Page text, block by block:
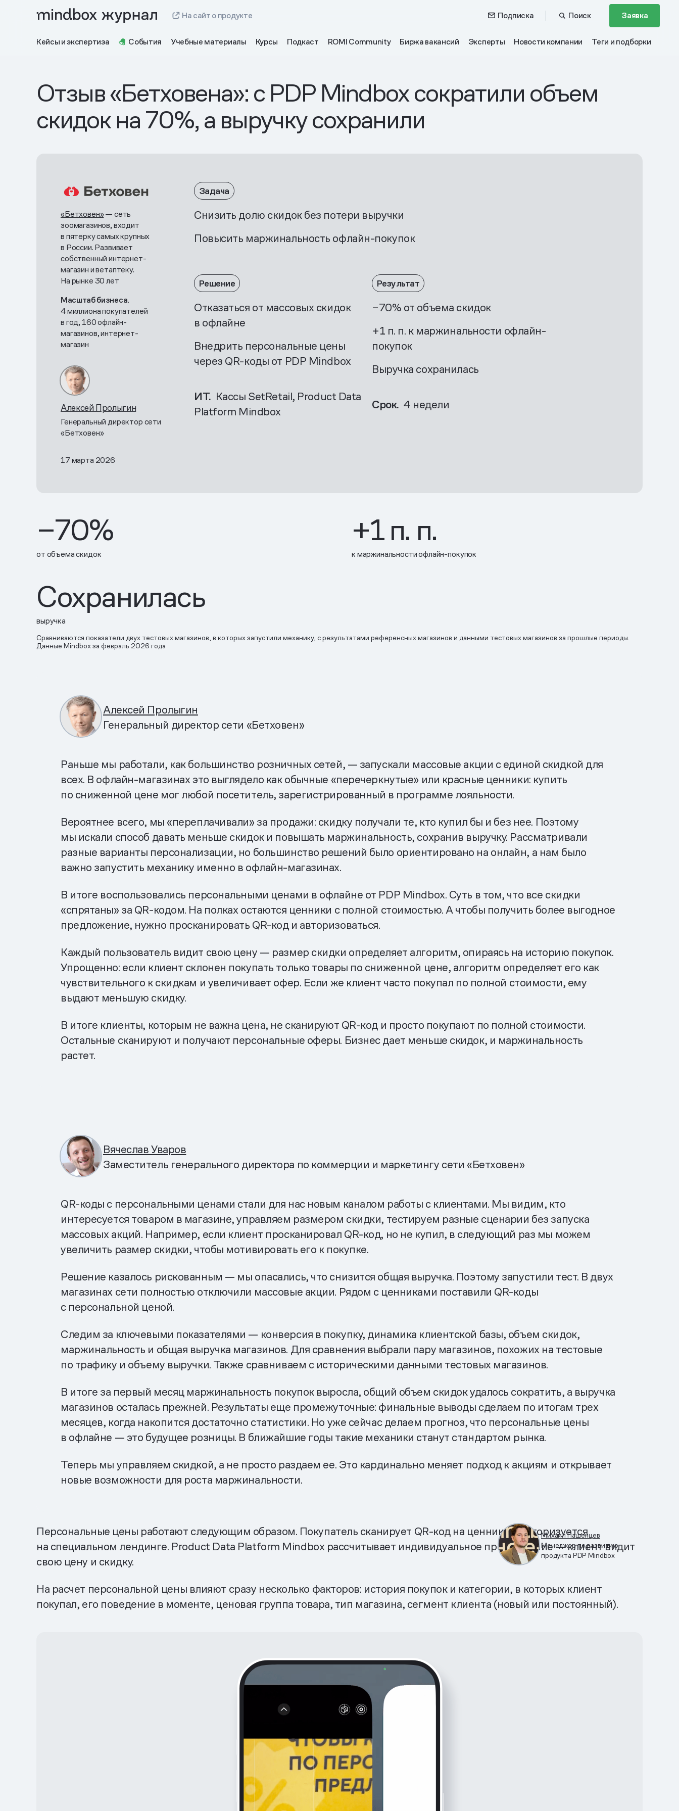
На сайт о продукте Подписка Поиск Заявка
Кейсы и экспертиза События Учебные материалы Курсы Подкаст ROMI Community Биржа вакансий Эксперты Новости компании Теги и подборки
Отзыв «Бетховена»: с PDP Mindbox сократили объем
скидок на 70%, а выручку сохранили
«Бетховен»— сеть
зоомагазинов, входит
в пятерку самых крупных
в России. Развивает
собственный интернет-
магазин и ветаптеку.
На рынке 30 лет
Масштаб бизнеса.
4 миллиона покупателей
в год, 160 офлайн-
магазинов, интернет-
магазин
Алексей Пролыгин
Генеральный директор сети
«Бетховен»
Задача
Снизить долю скидок без потери выручки
Повысить маржинальность офлайн-покупок
Решение
Отказаться от массовых скидок
в офлайне
Внедрить персональные цены
через QR-коды от PDP Mindbox
ИТ. Кассы SetRetail, Product Data
Platform Mindbox
Результат
−70% от объема скидок
+1 п. п. к маржинальности офлайн-
покупок
Выручка сохранилась
Срок. 4 недели
17 марта 2026
−70%
от объема скидок
+1 п. п.
к маржинальности офлайн-покупок
Сохранилась
выручка
Сравниваются показатели двух тестовых магазинов, в которых запустили механику, с результатами референсных магазинов и данными тестовых магазинов за прошлые периоды.
Данные Mindbox за февраль 2026 года
Алексей Пролыгин
Генеральный директор сети «Бетховен»
Раньше мы работали, как большинство розничных сетей, — запускали массовые акции с единой скидкой для
всех. В офлайн-магазинах это выглядело как обычные «перечеркнутые» или красные ценники: купить
по сниженной цене мог любой посетитель, зарегистрированный в программе лояльности.
Вероятнее всего, мы «переплачивали» за продажи: скидку получали те, кто купил бы и без нее. Поэтому
мы искали способ давать меньше скидок и повышать маржинальность, сохранив выручку. Рассматривали
разные варианты персонализации, но большинство решений было ориентировано на онлайн, а нам было
важно запустить механику именно в офлайн-магазинах.
В итоге воспользовались персональными ценами в офлайне от PDP Mindbox. Суть в том, что все скидки
«спрятаны» за QR-кодом. На полках остаются ценники с полной стоимостью. А чтобы получить более выгодное
предложение, нужно просканировать QR-код и авторизоваться.
Каждый пользователь видит свою цену — размер скидки определяет алгоритм, опираясь на историю покупок.
Упрощенно: если клиент склонен покупать только товары по сниженной цене, алгоритм определяет его как
чувствительного к скидкам и увеличивает офер. Если же клиент часто покупал по полной стоимости, ему
выдают меньшую скидку.
В итоге клиенты, которым не важна цена, не сканируют QR-код и просто покупают по полной стоимости.
Остальные сканируют и получают персональные оферы. Бизнес дает меньше скидок, и маржинальность
растет.
Вячеслав Уваров
Заместитель генерального директора по коммерции и маркетингу сети «Бетховен»
QR-коды с персональными ценами стали для нас новым каналом работы с клиентами. Мы видим, кто
интересуется товаром в магазине, управляем размером скидки, тестируем разные сценарии без запуска
массовых акций. Например, если клиент просканировал QR-код, но не купил, в следующий раз мы можем
увеличить размер скидки, чтобы мотивировать его к покупке.
Решение казалось рискованным — мы опасались, что снизится общая выручка. Поэтому запустили тест. В двух
магазинах сети полностью отключили массовые акции. Рядом с ценниками поставили QR-коды
с персональной ценой.
Следим за ключевыми показателями — конверсия в покупку, динамика клиентской базы, объем скидок,
маржинальность и общая выручка магазинов. Для сравнения выбрали пару магазинов, похожих на тестовые
по трафику и объему выручки. Также сравниваем с историческими данными тестовых магазинов.
В итоге за первый месяц маржинальность покупок выросла, общий объем скидок удалось сократить, а выручка
магазинов осталась прежней. Результаты еще промежуточные: финальные выводы сделаем по итогам трех
месяцев, когда накопится достаточно статистики. Но уже сейчас делаем прогноз, что персональные цены
в офлайне — это будущее розницы. В ближайшие годы такие механики станут стандартом рынка.
Теперь мы управляем скидкой, а не просто раздаем ее. Это кардинально меняет подход к акциям и открывает
новые возможности для роста маржинальности.
Михаил Пашенцев
Менеджер по развитию
продукта PDP Mindbox
Персональные цены работают следующим образом. Покупатель сканирует QR-код на ценнике и авторизуется
на специальном лендинге. Product Data Platform Mindbox рассчитывает индивидуальное предложение — клиент видит
свою цену и скидку.
На расчет персональной цены влияют сразу несколько факторов: история покупок и категории, в которых клиент
покупал, его поведение в моменте, ценовая группа товара, тип магазина, сегмент клиента (новый или постоянный).